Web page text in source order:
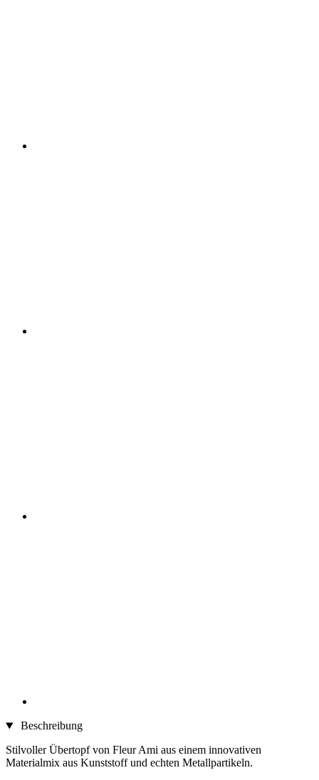
Beschreibung
Stilvoller Übertopf von Fleur Ami aus einem innovativen
Materialmix aus Kunststoff und echten Metallpartikeln.